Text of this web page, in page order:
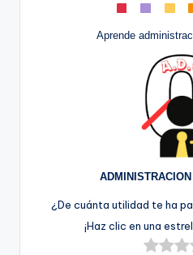
Aprende
¿De cuánta utilidad te ha
¡Haz clic en una